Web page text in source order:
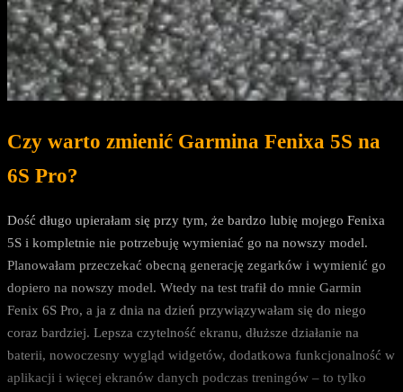
Czy warto zmienić Garmina Fenixa 5S na
6S Pro?
Dość długo upierałam się przy tym, że bardzo lubię mojego Fenixa
5S i kompletnie nie potrzebuję wymieniać go na nowszy model.
Planowałam przeczekać obecną generację zegarków i wymienić go
dopiero na nowszy model. Wtedy na test trafił do mnie Garmin
Fenix 6S Pro, a ja z dnia na dzień przywiązywałam się do niego
coraz bardziej. Lepsza czytelność ekranu, dłuższe działanie na
baterii, nowoczesny wygląd widgetów, dodatkowa funkcjonalność w
aplikacji i więcej ekranów danych podczas treningów – to tylko